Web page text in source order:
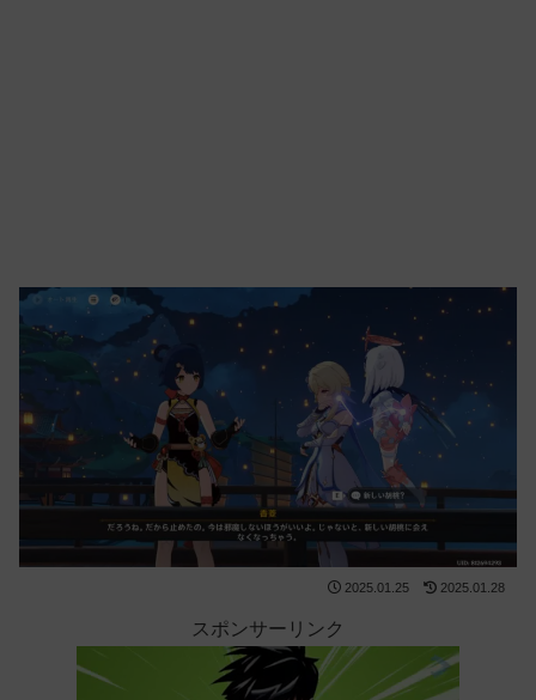
2025.01.25 2025.01.28
スポンサーリンク